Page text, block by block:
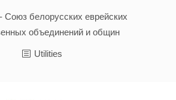
Союз белорусских еврейских
объединений и общин
Utilities